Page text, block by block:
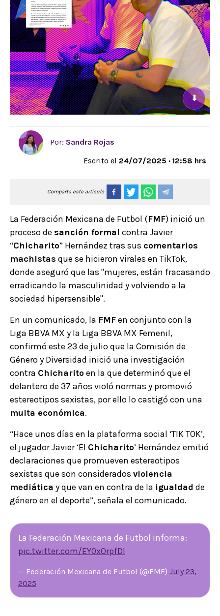
⬇
Por: Sandra Rojas
Escrito el 24/07/2025 · 12:58 hrs
Comparta este artículo
La Federación Mexicana de Futbol (FMF) inició un
proceso de sanción formal contra Javier
“Chicharito” Hernández tras sus comentarios
machistas que se hicieron virales en TikTok,
donde aseguró que las "mujeres, están fracasando
erradicando la masculinidad y volviendo a la
sociedad hipersensible".
En un comunicado, la FMFen conjunto con la
Liga BBVA MX y la Liga BBVA MX Femenil,
confirmó este 23 de julio que la Comisión de
Género y Diversidad inició una investigación
contra Chicharitoen la que determinó que el
delantero de 37 años violó normas y promovió
estereotipos sexistas, por ello lo castigó con una
multa económica.
“Hace unos días en la plataforma social ‘TIK TOK’,
el jugador Javier ‘El Chicharito’ Hernández emitió
declaraciones que promueven estereotipos
sexistas que son considerados violencia
mediática y que van en contra de la igualdad de
género en el deporte”, señala el comunicado.
La Federación Mexicana de Futbol informa:
pic.twitter.com/EY0xOrpfDI
— Federación Mexicana de Futbol (@FMF) July 23,
2025